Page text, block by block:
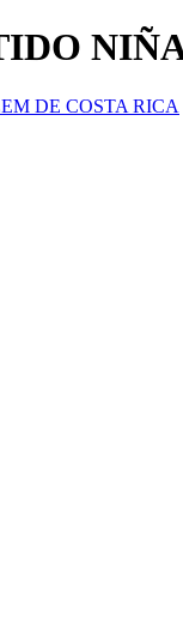
DE COSTA RICA